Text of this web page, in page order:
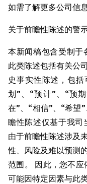
如需了解更多公司信
关于前瞻性陈述的警
本新闻稿包含受制于
此类陈述包括有关公
史事实性陈述，包
划”、“预计”、“预
在”、“相信”、“希望
瞻性陈述仅基于我司
由于前瞻性陈述涉及
性、风险及难以预测
范围。 因此，您不
可能因特定因素与此